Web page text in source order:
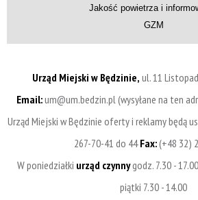
Jakość powietrza i
GZM
Urząd Miejski w Będzinie, ul. 11
Email:um@um.bedzin.pl (wysyłane na ten
Urząd Miejski w Będzinie oferty i reklamy będą
267-70-41 do 44Fax:(+48 32)
W poniedziałki urząd czynnygodz. 7.30 -
piątki 7.30 - 14.00